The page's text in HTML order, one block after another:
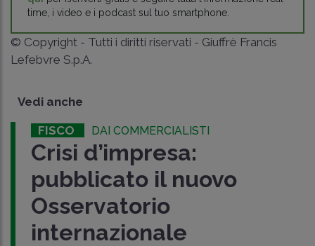
time, i video e i podcast sul tuo smartphone.
© Copyright - Tutti i diritti riservati - Giuffrè Francis
Lefebvre S.p.A.
Vedi anche
FISCO DAI COMMERCIALISTI
Crisi d’impresa:
pubblicato il nuovo
Osservatorio
internazionale